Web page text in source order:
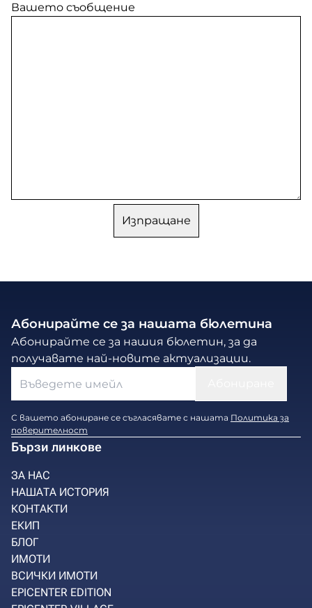
Вашето съобщение
Абонирайте се за нашата бюлетина
Абонирайте се за нашия бюлетин, за да
получавате най-новите актуализации.
С вашето абониране се съгласявате с нашата Политика за
поверителност
Бързи линкове
ЗА НАС
НАШАТА ИСТОРИЯ
КОНТАКТИ
ЕКИП
БЛОГ
ИМОТИ
ВСИЧКИ ИМОТИ
EPICENTER EDITION